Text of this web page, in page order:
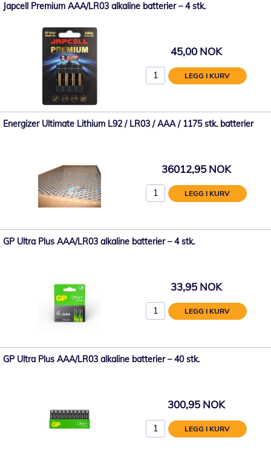
Japcell Premium AAA/LR03 alkaline batterier – 4 stk.
45,00 NOK
LEGG I KURV
Energizer Ultimate Lithium L92 / LR03 / AAA / 1175 stk. batterier
36012,95 NOK
LEGG I KURV
GP Ultra Plus AAA/LR03 alkaline batterier – 4 stk.
33,95 NOK
LEGG I KURV
GP Ultra Plus AAA/LR03 alkaline batterier – 40 stk.
300,95 NOK
LEGG I KURV